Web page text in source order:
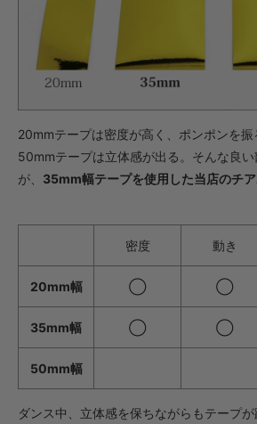
・【カッ
・【カッ
671円(税
・【完成
1,254円(
・【カッ
・【カッ
572円(税
・【完成
1,034円(
・【完成
20mmテープは密度が高く、ポンポンを振
50mmテープは立体感が出る。そんな良
が、 35mm幅テープを使用した当店のチ
密度 動き
20mm幅 ◯ ◯
35mm幅 ◯ ◯
50mm幅
ダンス中、立体感を保ちながらもテープ